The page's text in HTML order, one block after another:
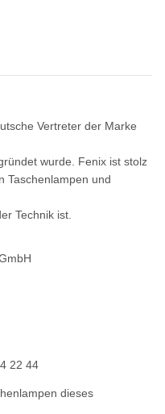
Vertreter der Marke
wurde. Fenix ist stolz
Taschenlampen und
Technik ist.
22 44
dieses